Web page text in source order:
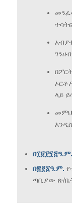
ላይ
በ፲፱፻፺፭ዓ.ም.
በ፳፻፩ዓ.ም.
ጣቢያው ጽ/